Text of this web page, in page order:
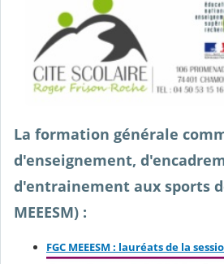
La formation générale
d'enseignement,
d'entrainement aux sports
MEEESM) :
FGC MEEESM : lauréats de la